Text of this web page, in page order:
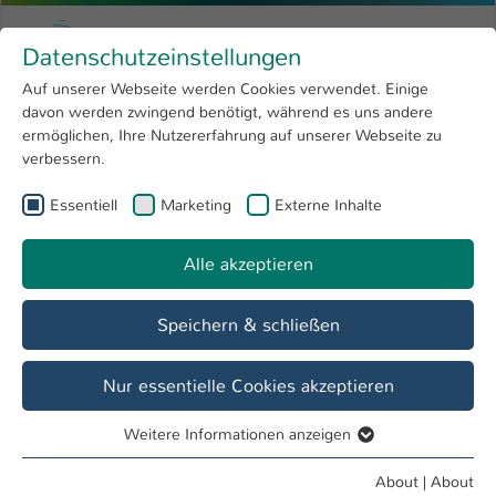
Menu
Research 4
Open submenu
University
International
Skip to main content
University of Applied Sciences
You are here: Information & Counseling
Diversity management
Overview Information & Counseling
Parent & Child
Your Baby Has Finally Arrived, or You Are Starting to Work or
Datenschutzeinstellungen
Auf unserer Webseite werden Cookies verwendet. Einige
davon werden zwingend benötigt, während es uns andere
ermöglichen, Ihre Nutzererfahrung auf unserer Webseite zu
verbessern.
Essentiell Marketing Externe Inhalte
Alle akzeptieren
Speichern & schließen
Nur essentielle Cookies akzeptieren
Essentielle Cookies werden für grundlegende Funktionen
Weitere Informationen anzeigen
About | About